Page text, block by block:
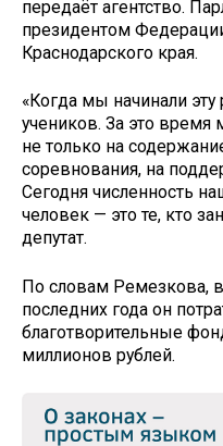
передаёт агентство.
президентом
Краснодарского края.
«Когда мы начинали
учеников. За это время
не только на
соревнования, на
Сегодня численность
человек — это те, кто
депутат.
По словам Ремезкова,
последних года он
благотворительные
миллионов рублей.